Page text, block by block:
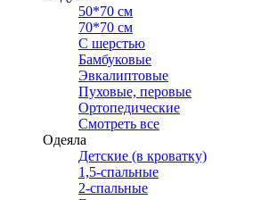
50*70 см
70*70 см
С шерстью
Бамбуковые
Эвкалиптовые
Пуховые, перовые
Ортопедические
Смотреть все
Одеяла
Детские (в кроватку)
1,5-спальные
2-спальные